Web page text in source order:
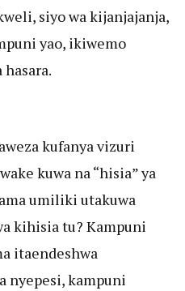
siyo wa kijanjajanja,
yao, ikiwemo
kufanya vizuri
kuwa na “hisia” ya
umiliki utakuwa
kihisia tu? Kampuni
itaendeshwa
nyepesi, kampuni